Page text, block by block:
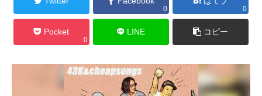
0 0
Pocket
0
LINE コピー